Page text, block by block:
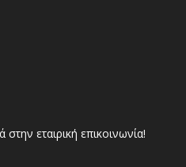
εταιρική επικοινωνία!